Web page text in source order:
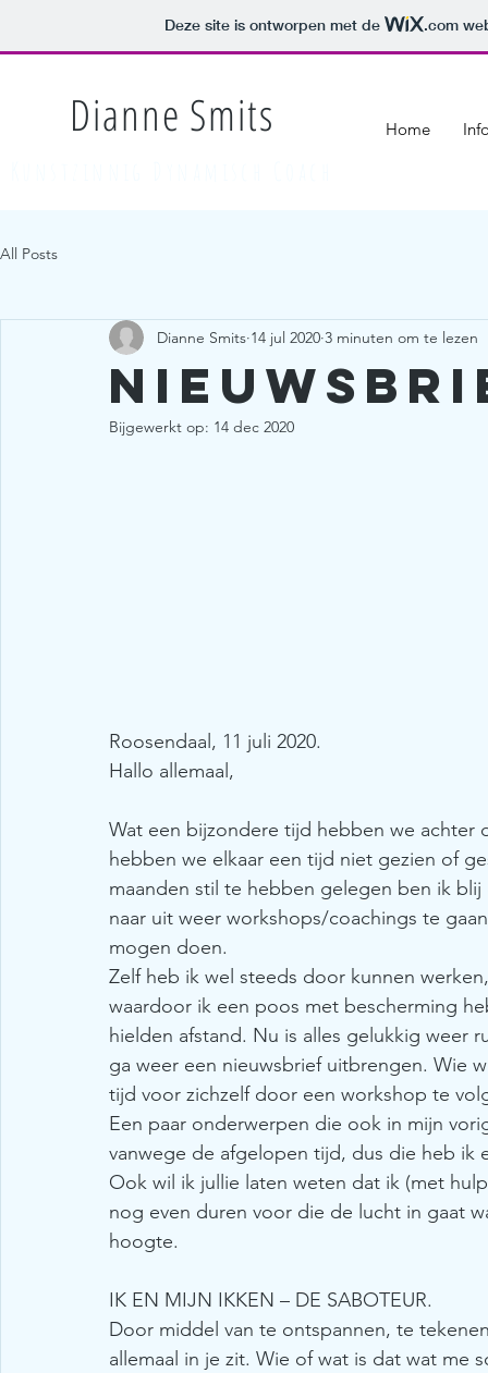
Deze site is ontworpen met de .com
Dianne Smits Home
All Posts
Dianne Smits 14 jul 2020 3 minuten om te lezen
Bijgewerkt op: 14 dec 2020
Roosendaal, 11 juli 2020.
Hallo allemaal,
Wat een bijzondere tijd hebben we
hebben we elkaar een tijd niet gezien of
maanden stil te hebben gelegen ben ik
naar uit weer workshops/coachings te
mogen doen.
Zelf heb ik wel steeds door kunnen
waardoor ik een poos met bescherming
hielden afstand. Nu is alles gelukkig weer
ga weer een nieuwsbrief uitbrengen. Wie
tijd voor zichzelf door een workshop te
Een paar onderwerpen die ook in mijn
vanwege de afgelopen tijd, dus die heb ik
Ook wil ik jullie laten weten dat ik (met
nog even duren voor die de lucht in gaat
hoogte.
IK EN MIJN IKKEN – DE SABOTEUR.
Door middel van te ontspannen, te
allemaal in je zit. Wie of wat is dat wat